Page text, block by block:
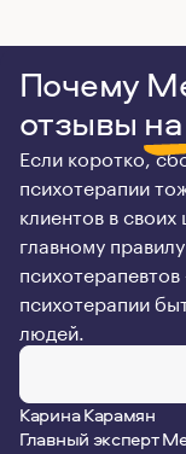
Почему
отзывы
Если коротко,
психотерапии
клиентов в
главному
психотерапии
людей.
Карина Карамян
Главный эксперт